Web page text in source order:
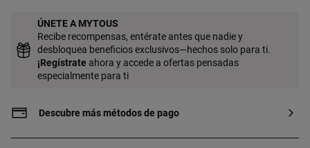
joya.
ÚNETE A MYTOUS
Recibe recompensas, entérate antes que nadie y
desbloquea beneficios exclusivos—hechos solo para ti.
¡Regístrate ahora y accede a ofertas pensadas
especialmente para ti
Descubre más métodos de pago